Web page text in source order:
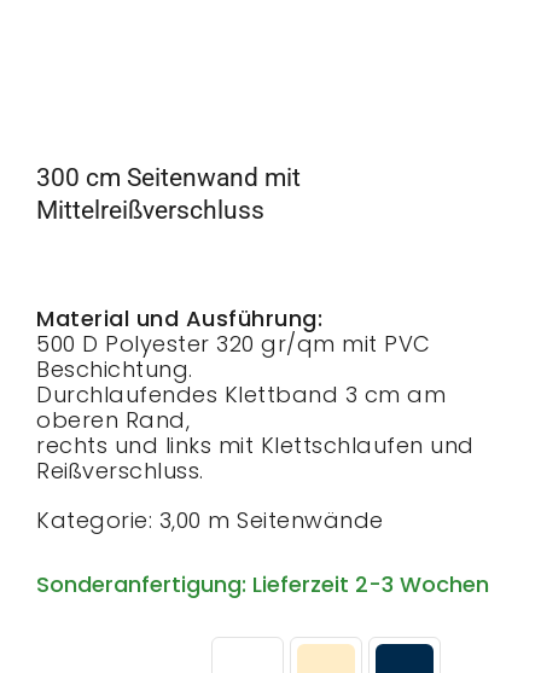
300 cm Seitenwand mit
Mittelreißverschluss
Material und Ausführung:
500 D Polyester 320 gr/qm mit PVC
Beschichtung.
Durchlaufendes Klettband 3 cm am
oberen Rand,
rechts und links mit Klettschlaufen und
Reißverschluss.
Kategorie: 3,00 m Seitenwände
Sonderanfertigung: Lieferzeit 2-3 Wochen